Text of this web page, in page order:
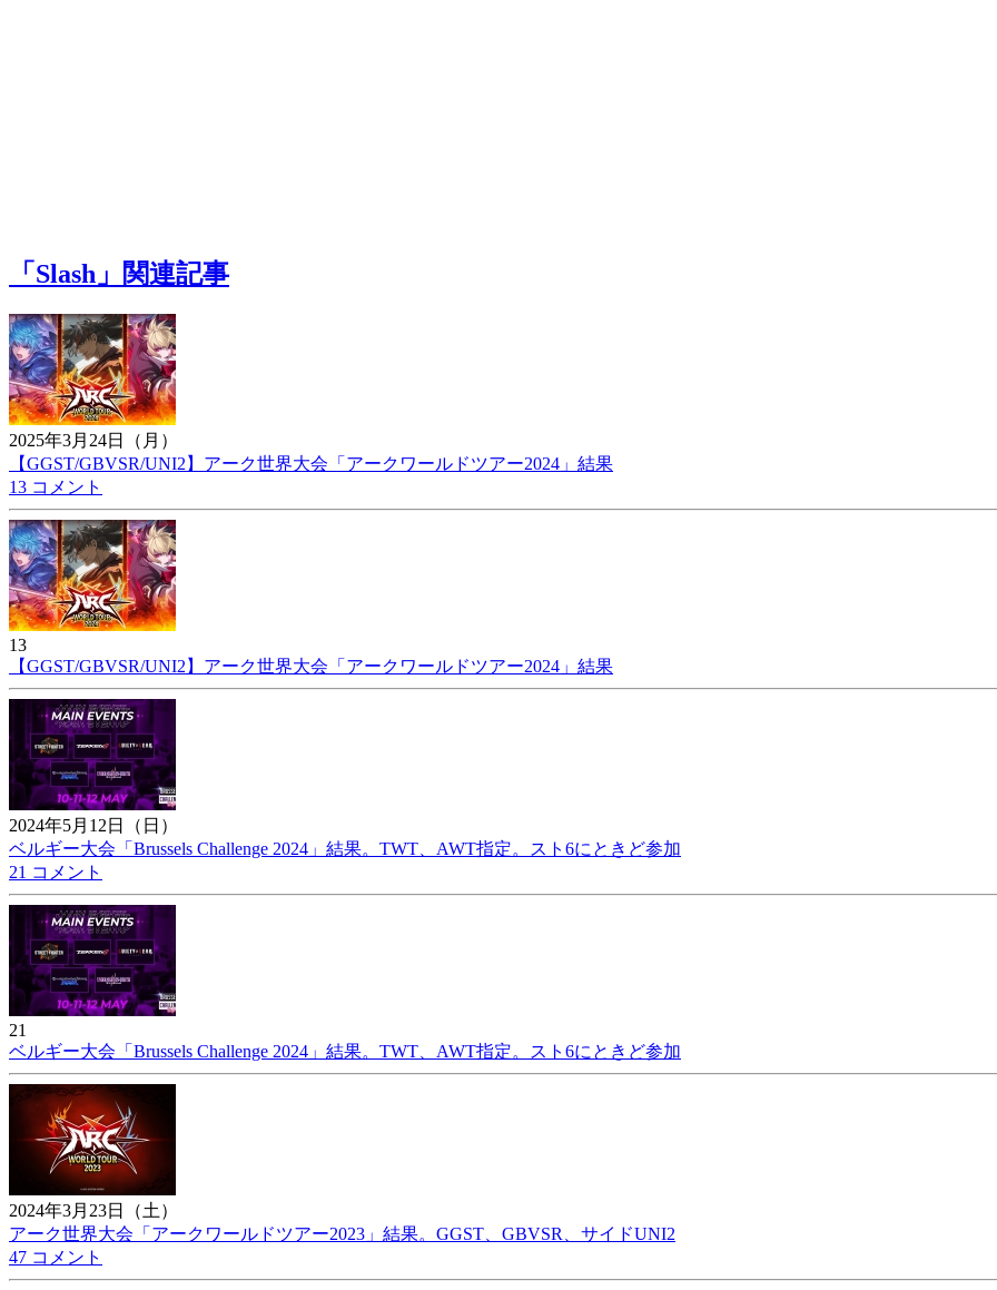
「Slash」関連記事
2025年3月24日（月）
【GGST/GBVSR/UNI2】アーク世界大会「アークワールドツアー2024」結果
13 コメント
13
【GGST/GBVSR/UNI2】アーク世界大会「アークワールドツアー2024」結果
2024年5月12日（日）
ベルギー大会「Brussels Challenge 2024」結果。TWT、AWT指定。スト6にときど参加
21 コメント
21
ベルギー大会「Brussels Challenge 2024」結果。TWT、AWT指定。スト6にときど参加
2024年3月23日（土）
アーク世界大会「アークワールドツアー2023」結果。GGST、GBVSR、サイドUNI2
47 コメント